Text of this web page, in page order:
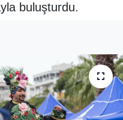
buluşturdu.